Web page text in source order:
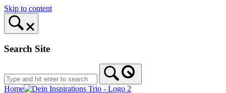
Skip to content
Search Site
Home